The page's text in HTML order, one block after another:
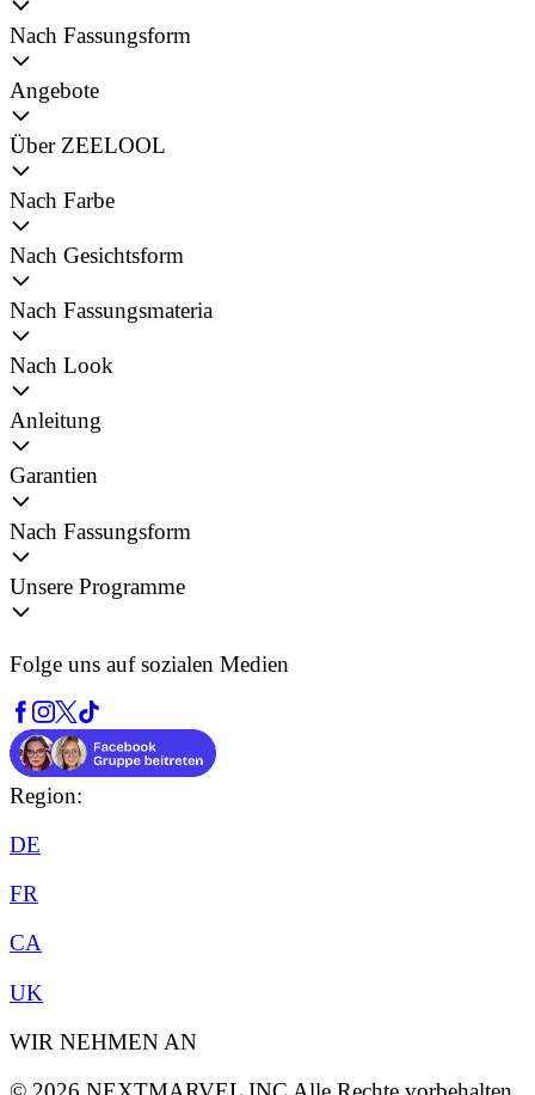
Nach Fassungsform
Angebote
Über ZEELOOL
Nach Farbe
Nach Gesichtsform
Nach Fassungsmateria
Nach Look
Anleitung
Garantien
Nach Fassungsform
Unsere Programme
Folge uns auf sozialen Medien
Region:
DE
FR
CA
UK
WIR NEHMEN AN